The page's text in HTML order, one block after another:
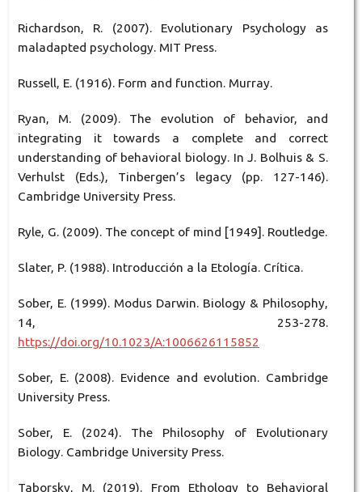
Richardson, R. (2007). Evolutionary Psychology as
maladapted psychology. MIT Press.
Russell, E. (1916). Form and function. Murray.
Ryan, M. (2009). The evolution of behavior, and
integrating it towards a complete and correct
understanding of behavioral biology. In J. Bolhuis & S.
Verhulst (Eds.), Tinbergen’s legacy (pp. 127-146).
Cambridge University Press.
Ryle, G. (2009). The concept of mind [1949]. Routledge.
Slater, P. (1988). Introducción a la Etología. Crítica.
Sober, E. (1999). Modus Darwin. Biology & Philosophy,
14, 253-278.
https://doi.org/10.1023/A:1006626115852
Sober, E. (2008). Evidence and evolution. Cambridge
University Press.
Sober, E. (2024). The Philosophy of Evolutionary
Biology. Cambridge University Press.
Taborsky, M. (2019). From Ethology to Behavioral